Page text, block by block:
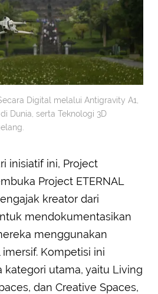
Digital melalui Antigravity A1,
Dunia, serta Teknologi 3D
inisiatif ini, Project
Project ETERNAL
kreator dari
mendokumentasikan
menggunakan
Kompetisi ini
kategori utama, yaitu Living
dan Creative Spaces,